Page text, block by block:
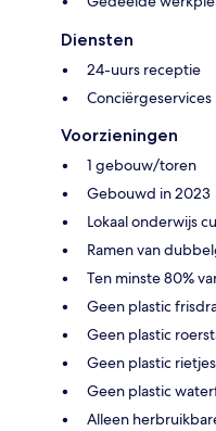
Diensten
24-uurs receptie
Conciërgeservices
Voorzieningen
1 gebouw/toren
Gebouwd in 2023
Lokaal onderwijs
Ramen van
Ten minste 80%
Geen plastic
Geen plastic
Geen plastic rietjes
Geen plastic
Alleen